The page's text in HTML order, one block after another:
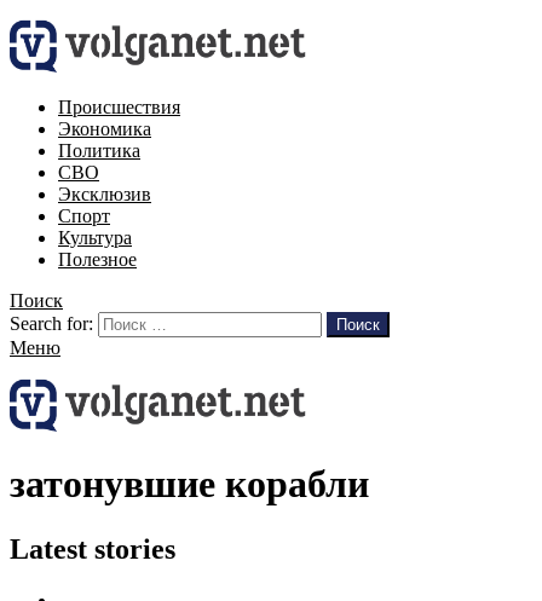
Происшествия
Экономика
Политика
СВО
Эксклюзив
Спорт
Культура
Полезное
Поиск
Search for:
Поиск
Меню
затонувшие корабли
Latest stories